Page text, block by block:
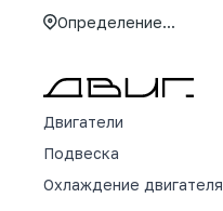
Определение...
Двигатели
Подвеска
Охлаждение двигателя